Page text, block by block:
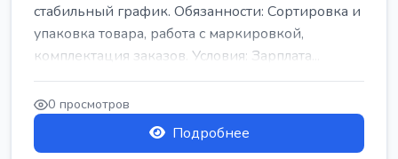
стабильный график. Обязанности: Сортировка и
упаковка товара, работа с маркировкой,
комплектация заказов. Условия: Зарплата...
0 просмотров
Подробнее